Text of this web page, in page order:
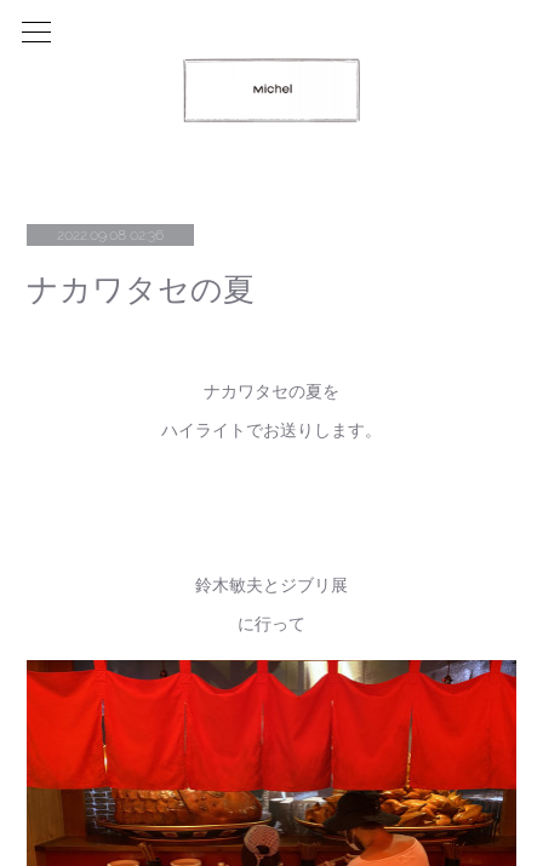
2022.09.08 02:36
ナカワタセの夏
ナカワタセの夏を
ハイライトでお送りします。
鈴木敏夫とジブリ展
に行って